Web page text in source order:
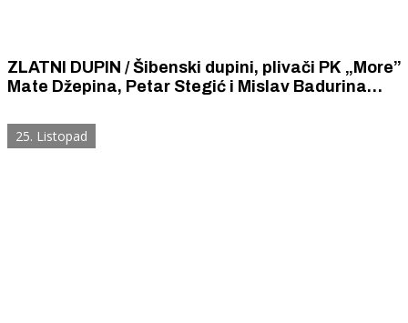
ZLATNI DUPIN / Šibenski dupini, plivači PK „More”
Mate Džepina, Petar Stegić i Mislav Badurina
25. Listopad